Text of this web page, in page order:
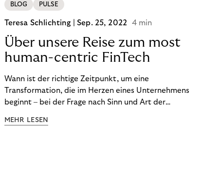
BLOG PULSE
Teresa Schlichting |Sep. 25, 2022 4 min
Über unsere Reise zum most
human-centric FinTech
Wann ist der richtige Zeitpunkt, um eine
Transformation, die im Herzen eines Unternehmens
beginnt – bei der Frage nach Sinn und Art der
kommuniziert man ein Ziel, das so ganzheitlich ist,
MEHR LESEN